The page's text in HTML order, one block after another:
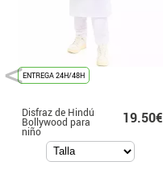
ENTREGA 24H/48H
Disfraz de Hindú
Bollywood para
niño
19.50€